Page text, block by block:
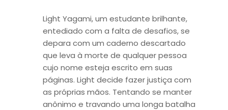
Light Yagami, um estudante brilhante,
entediado com a falta de desafios, se
depara com um caderno descartado
que leva à morte de qualquer pessoa
cujo nome esteja escrito em suas
páginas. Light decide fazer justiça com
as próprias mãos. Tentando se manter
anônimo e travando uma longa batalha